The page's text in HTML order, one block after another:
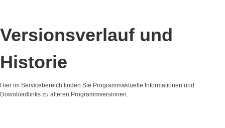
Versionsverlauf und
Historie
Hier im Servicebereich finden Sie Programmaktuelle Informationen und
Downloadlinks zu älteren Programmversionen.